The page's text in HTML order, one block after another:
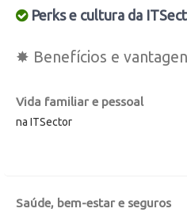
Perks e cultura da
✸ Benefícios e
Vida familiar e pessoal
na ITSector
Saúde, bem-estar e seguros